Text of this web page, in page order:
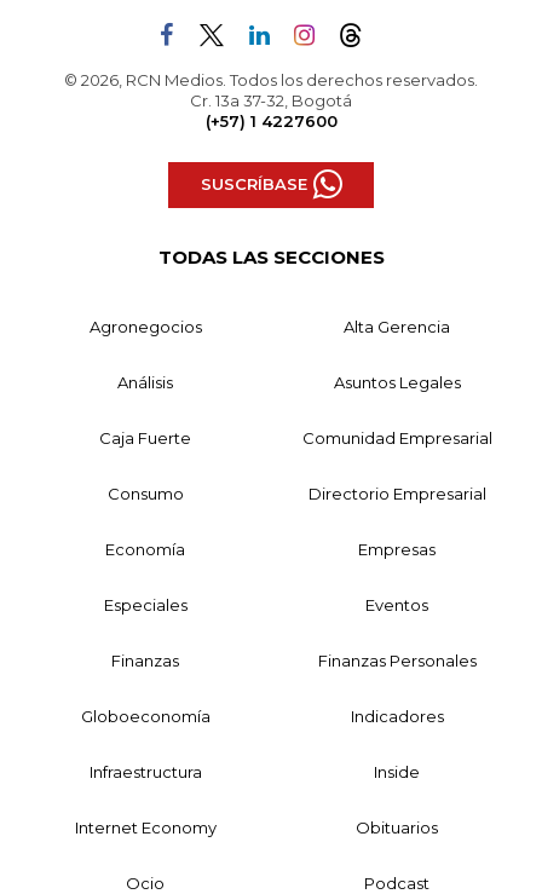
© 2026, RCN Medios. Todos los derechos reservados.
Cr. 13a 37-32, Bogotá
(+57) 1 4227600
SUSCRÍBASE
TODAS LAS SECCIONES
Agronegocios Alta Gerencia
Análisis Asuntos Legales
Caja Fuerte Comunidad Empresarial
Consumo Directorio Empresarial
Economía Empresas
Especiales Eventos
Finanzas Finanzas Personales
Globoeconomía Indicadores
Infraestructura Inside
Internet Economy Obituarios
Ocio Podcast